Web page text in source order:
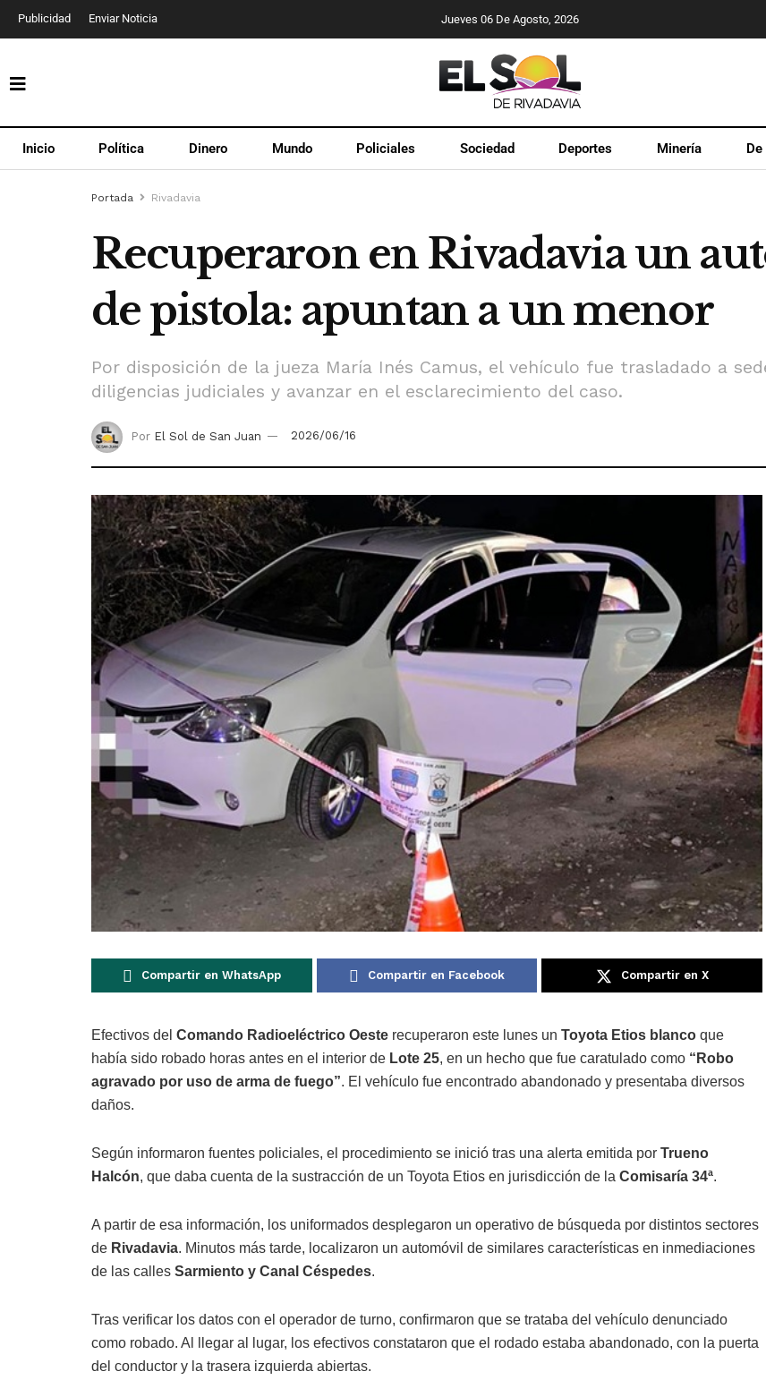
Publicidad Enviar Noticia Jueves 06 De Agosto, 2026
Inicio Política Dinero Mundo Policiales Sociedad Deportes Minería
Portada Rivadavia
Recuperaron en Rivadavia un
de pistola: apuntan a un menor
Por disposición de la jueza María Inés Camus, el vehículo fue trasladado a
diligencias judiciales y avanzar en el esclarecimiento del caso.
Por El Sol de San Juan 2026/06/16
Compartir en WhatsApp Compartir en Facebook Compartir en X
Efectivos del Comando Radioeléctrico Oeste recuperaron este lunes un Toyota Etios blanco que
había sido robado horas antes en el interior de Lote 25, en un hecho que fue caratulado como “Robo
agravado por uso de arma de fuego”. El vehículo fue encontrado abandonado y presentaba diversos
daños.
Según informaron fuentes policiales, el procedimiento se inició tras una alerta emitida por Trueno
Halcón, que daba cuenta de la sustracción de un Toyota Etios en jurisdicción de la Comisaría 34ª.
A partir de esa información, los uniformados desplegaron un operativo de búsqueda por distintos sectores
de Rivadavia. Minutos más tarde, localizaron un automóvil de similares características en inmediaciones
de las calles Sarmiento y Canal Céspedes.
Tras verificar los datos con el operador de turno, confirmaron que se trataba del vehículo denunciado
como robado. Al llegar al lugar, los efectivos constataron que el rodado estaba abandonado, con la puerta
del conductor y la trasera izquierda abiertas.